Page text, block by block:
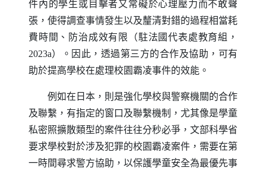
件內的學生或目擊者又常礙於心理壓力而不敢聲
張，使得調查事情發生以及釐清對錯的過程相當耗
費時間、防治成效有限（駐法國代表處教育組，
2023a）。因此，透過第三方的合作及協助，可有
助於提高學校在處理校園霸凌事件的效能。
例如在日本，則是強化學校與警察機關的合作
及聯繫，有指定的窗口及聯繫機制，尤其像是學童
私密照擴散類型的案件往往分秒必爭，文部科學省
要求學校對於涉及犯罪的校園霸凌案件，需要在第
一時間尋求警方協助，以保護學童安全為最優先事